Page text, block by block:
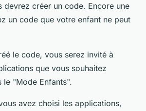
devrez créer un code. Encore une
un code que votre enfant ne peut
le code, vous serez invité à
que vous souhaitez
le "Mode Enfants".
avez choisi les applications,